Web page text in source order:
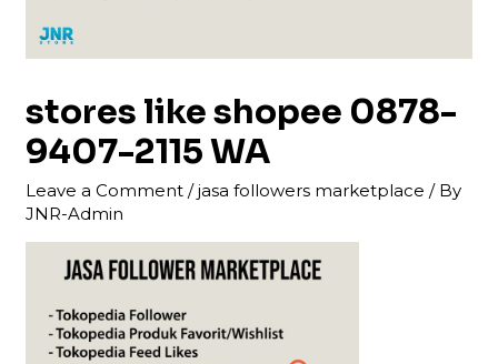
stores like shopee 0878-
9407-2115 WA
Leave a Comment /jasa followers marketplace / By
JNR-Admin